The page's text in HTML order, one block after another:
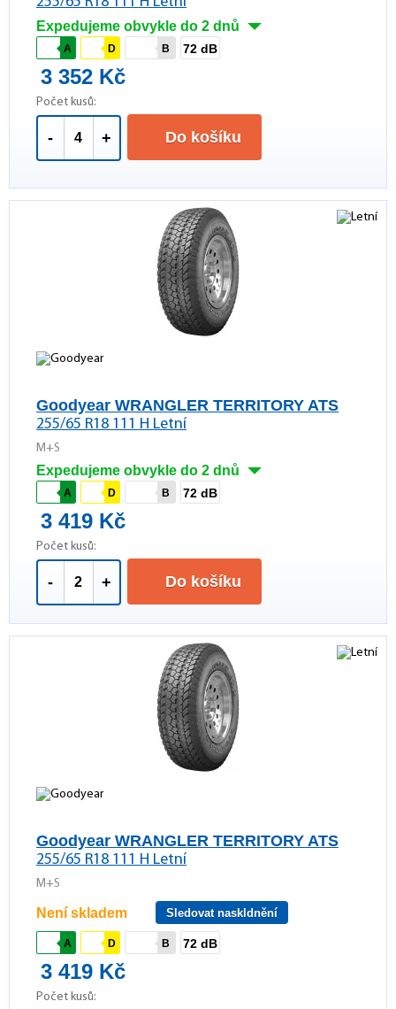
Expedujeme obvykle do 2 dnů
A D B 72 dB
3 352 Kč
Počet kusů:
- + Do košíku
Goodyear WRANGLER TERRITORY ATS
255/65 R18 111 H Letní
M+S
Expedujeme obvykle do 2 dnů
A D B 72 dB
3 419 Kč
Počet kusů:
- + Do košíku
Goodyear WRANGLER TERRITORY ATS
255/65 R18 111 H Letní
M+S
Není skladem Sledovat naskldnění
A D B 72 dB
3 419 Kč
Počet kusů: